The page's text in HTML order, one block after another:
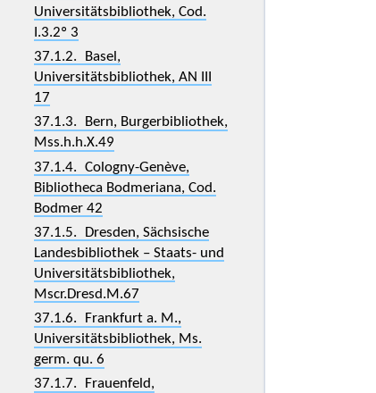
Universitätsbibliothek, Cod.
I.3.2º 3
37.1.2. Basel,
Universitätsbibliothek, AN III
17
37.1.3. Bern, Burgerbibliothek,
Mss.h.h.X.49
37.1.4. Cologny-Genève,
Bibliotheca Bodmeriana, Cod.
Bodmer 42
37.1.5. Dresden, Sächsische
Landesbibliothek – Staats- und
Universitätsbibliothek,
Mscr.Dresd.M.67
37.1.6. Frankfurt a. M.,
Universitätsbibliothek, Ms.
germ. qu. 6
37.1.7. Frauenfeld,